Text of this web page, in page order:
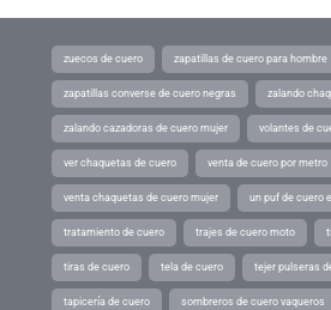
zuecos de cuero zapatillas de cuero para hombre
zapatillas converse de cuero negras zalando
zalando cazadoras de cuero mujer volantes de
ver chaquetas de cuero venta de cuero por metro
venta chaquetas de cuero mujer un puf de cuero
tratamiento de cuero trajes de cuero moto
tiras de cuero tela de cuero tejer pulseras
tapicería de cuero sombreros de cuero vaqueros